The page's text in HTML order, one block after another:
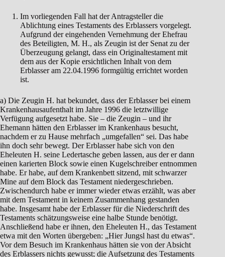
Im vorliegenden Fall hat der Antragsteller die
Ablichtung eines Testaments des Erblassers vorgelegt.
Aufgrund der eingehenden Vernehmung der Ehefrau
des Beteiligten, M. H., als Zeugin ist der Senat zu der
Überzeugung gelangt, dass ein Originaltestament mit
dem aus der Kopie ersichtlichen Inhalt von dem
Erblasser am 22.04.1996 formgültig errichtet worden
ist.
a) Die Zeugin H. hat bekundet, dass der Erblasser bei einem
Krankenhausaufenthalt im Jahre 1996 die letztwillige
Verfügung aufgesetzt habe. Sie – die Zeugin – und ihr
Ehemann hätten den Erblasser im Krankenhaus besucht,
nachdem er zu Hause mehrfach „umgefallen“ sei. Das habe
ihn doch sehr bewegt. Der Erblasser habe sich von den
Eheleuten H. seine Ledertasche geben lassen, aus der er dann
einen karierten Block sowie einen Kugelschreiber entnommen
habe. Er habe, auf dem Krankenbett sitzend, mit schwarzer
Mine auf dem Block das Testament niedergeschrieben.
Zwischendurch habe er immer wieder etwas erzählt, was aber
mit dem Testament in keinem Zusammenhang gestanden
habe. Insgesamt habe der Erblasser für die Niederschrift des
Testaments schätzungsweise eine halbe Stunde benötigt.
Anschließend habe er ihnen, den Eheleuten H., das Testament
etwa mit den Worten übergeben: „Hier Jungsl hast du etwas“.
Vor dem Besuch im Krankenhaus hätten sie von der Absicht
des Erblassers nichts gewusst; die Aufsetzung des Testaments